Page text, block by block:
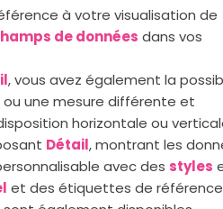
à votre visualisation de
de données dans vos
, vous avez également la
une mesure différente et
horizontale ou
Détail, montrant les
avec des styles
et des étiquettes de référence